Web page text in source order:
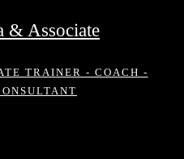
& Associate
TRAINER - COACH -